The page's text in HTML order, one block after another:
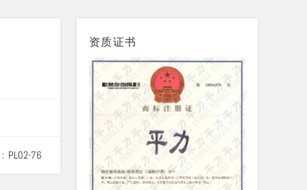
PL02-76
资质证书